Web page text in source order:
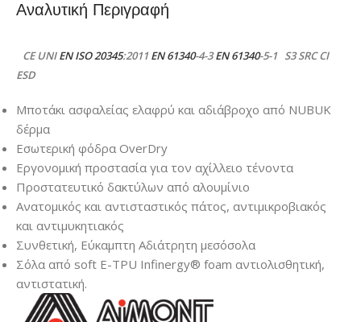
Αναλυτική Περιγραφή
CE UNIEN ISO 20345:2011 EN 61340-4-3EN 61340-5-1 S3 SRC CI
ESD
Μποτάκι ασφαλείας ελαφρύ και αδιάβροχο από NUBUK
δέρμα
Εσωτερική φόδρα OverDry
Εργονομική προστασία για τον αχίλλειο τένοντα
Προστατευτικό δακτύλων από αλουμίνιο
Ανατομικός και αντισταστικός πάτος, αντιμικροβιακός
και αντιμυκητιακός
Συνθετική, Εύκαμπτη Αδιάτρητη μεσόσολα
Σόλα από soft E-TPU Infinergy® foam αντιολισθητική,
αντιστατική.